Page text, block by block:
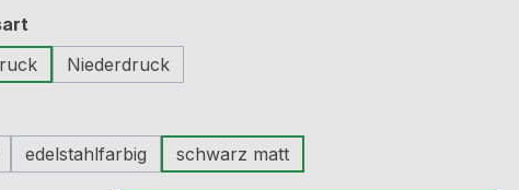
Niederdruck
edelstahlfarbig schwarz matt